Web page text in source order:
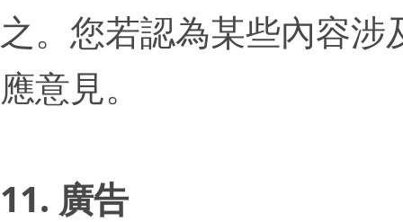
之。您若認為某些內容
應意見。
11. 廣告